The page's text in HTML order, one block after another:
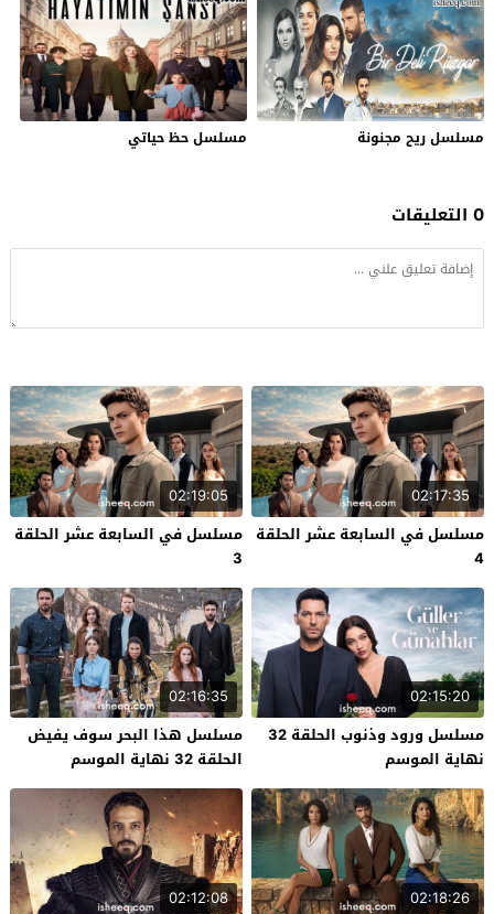
مسلسل ريح مجنونة مسلسل حظ حياتي
0 التعليقات
02:17:35
مسلسل في السابعة عشر الحلقة
4
02:19:05
مسلسل في السابعة عشر الحلقة
3
02:15:20
مسلسل ورود وذنوب الحلقة 32
نهاية الموسم
02:16:35
مسلسل هذا البحر سوف يفيض
الحلقة 32 نهاية الموسم
02:18:26
02:12:08